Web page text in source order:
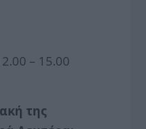
– 15.00
της